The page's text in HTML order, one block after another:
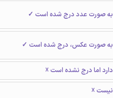
به صورت عدد درج شده است ✓
به صورت عکس، درج شده است ✓
دارد اما درج نشده است ☓
نیست ☓